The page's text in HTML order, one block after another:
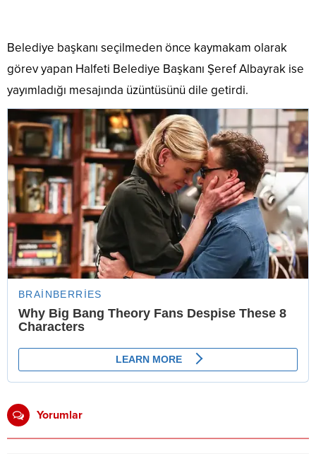
Belediye başkanı seçilmeden önce kaymakam olarak
görev yapan Halfeti Belediye Başkanı Şeref Albayrak ise
yayımladığı mesajında üzüntüsünü dile getirdi.
Yorumlar